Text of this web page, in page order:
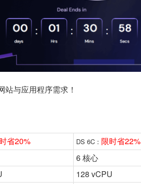
与应用程序需求！
省20% DS 6C： 限时省22%
6 核心
128 vCPU